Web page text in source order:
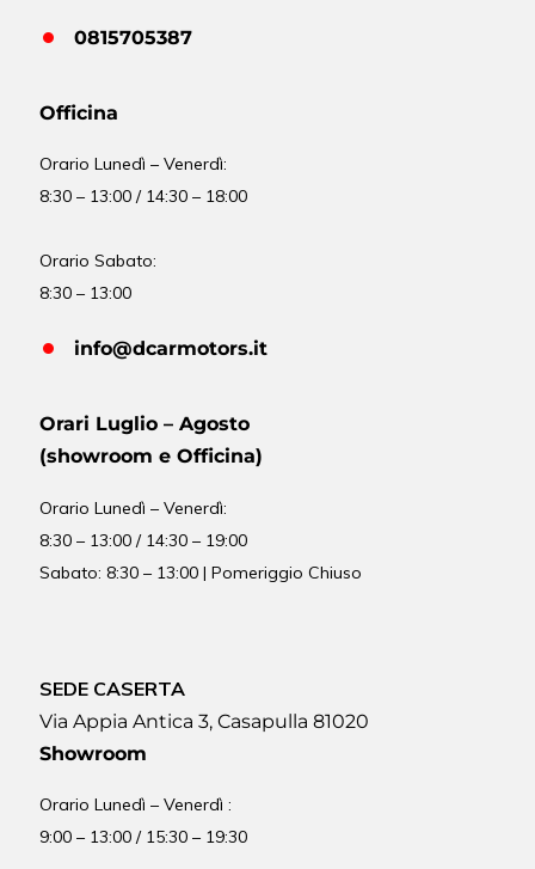
0815705387
Officina
OrarioLunedì – Venerdì:
8:30 – 13:00 / 14:30 – 18:00
Orario Sabato:
8:30 – 13:00
info@dcarmotors.it
Orari Luglio – Agosto
(showroom e Officina)
OrarioLunedì – Venerdì:
8:30 – 13:00 / 14:30 – 19:00
Sabato: 8:30 – 13:00 | Pomeriggio Chiuso
SEDE CASERTA
Via Appia Antica 3, Casapulla 81020
Showroom
Orario Lunedì – Venerdì :
9:00 – 13:00 / 15:30 – 19:30